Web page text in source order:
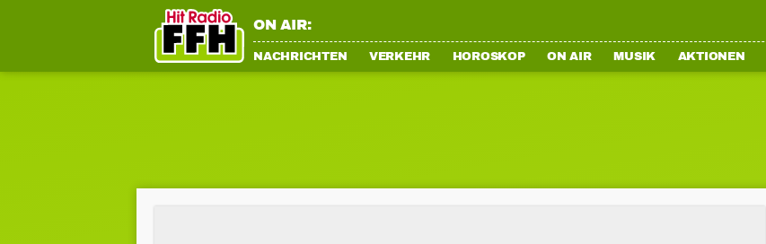
ON AIR:
NACHRICHTEN VERKEHR HOROSKOP ON AIR MUSIK AKTIONEN